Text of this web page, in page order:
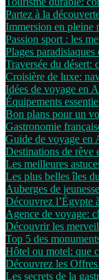
Partez à la
Immersion en pleine
Passion sport : les
Plages
Traversée du désert:
Croisière de luxe:
Idées de voyage en
Équipements
Bon plans pour un
Gastronomie
Guide de voyage en
Destinations de rêve
Les meilleures
Les plus belles îles
Auberges de
Découvrez l’Égypte
Agence de voyage:
Découvrir les
Top 5 des
Hôtel ou motel: que
Découvrez les
Les secrets de la